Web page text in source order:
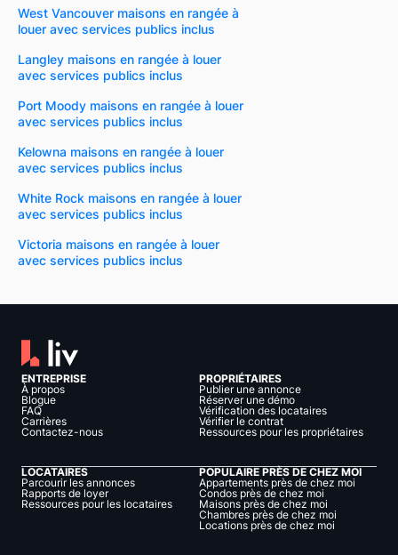
West Vancouver maisons en rangée à
louer avec services publics inclus
Langley maisons en rangée à louer
avec services publics inclus
Port Moody maisons en rangée à louer
avec services publics inclus
Kelowna maisons en rangée à louer
avec services publics inclus
White Rock maisons en rangée à louer
avec services publics inclus
Victoria maisons en rangée à louer
avec services publics inclus
ENTREPRISE
À propos
Blogue
FAQ
Carrières
Contactez-nous
PROPRIÉTAIRES
Publier une annonce
Réserver une démo
Vérification des locataires
Vérifier le contrat
Ressources pour les propriétaires
LOCATAIRES
Parcourir les annonces
Rapports de loyer
Ressources pour les locataires
POPULAIRE PRÈS DE CHEZ MOI
Appartements près de chez moi
Condos près de chez moi
Maisons près de chez moi
Chambres près de chez moi
Locations près de chez moi